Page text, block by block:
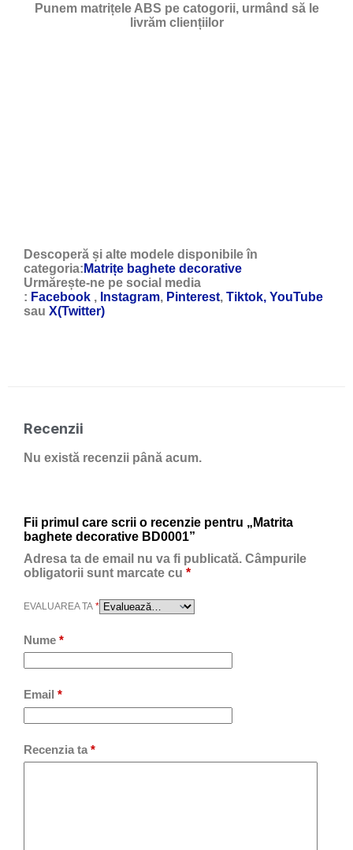
Punem matrițele ABS pe catogorii, urmând să le
livrăm cliențiilor
Descoperă și alte modele disponibile în
categoria: Matrițe baghete decorative
Urmărește-ne pe social media
: Facebook , Instagram, Pinterest, Tiktok, YouTube
sau X(Twitter)
Recenzii
Nu există recenzii până acum.
Fii primul care scrii o recenzie pentru „Matrita
baghete decorative BD0001”
Adresa ta de email nu va fi publicată. Câmpurile
obligatorii sunt marcate cu *
EVALUAREA TA *
Nume *
Email *
Recenzia ta *